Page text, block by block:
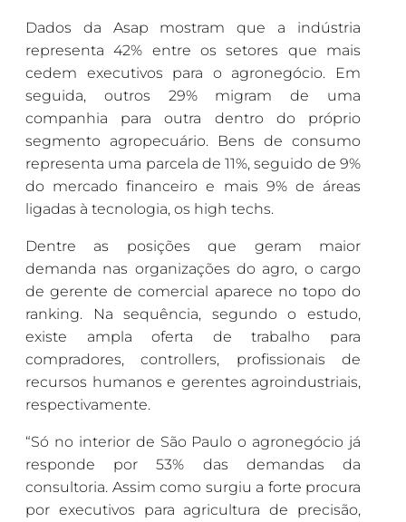
Dados da Asap mostram que a indústria
representa 42% entre os setores que mais
cedem executivos para o agronegócio. Em
seguida, outros 29% migram de uma
companhia para outra dentro do próprio
segmento agropecuário. Bens de consumo
representa uma parcela de 11%, seguido de 9%
do mercado financeiro e mais 9% de áreas
ligadas à tecnologia, os high techs.
Dentre as posições que geram maior
demanda nas organizações do agro, o cargo
de gerente de comercial aparece no topo do
ranking. Na sequência, segundo o estudo,
existe ampla oferta de trabalho para
compradores, controllers, profissionais de
recursos humanos e gerentes agroindustriais,
respectivamente.
“Só no interior de São Paulo o agronegócio já
responde por 53% das demandas da
consultoria. Assim como surgiu a forte procura
por executivos para agricultura de precisão,